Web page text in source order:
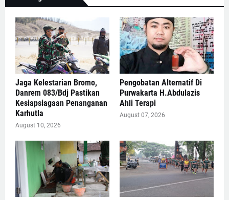
Jaga Kelestarian Bromo,
Danrem 083/Bdj Pastikan
Kesiapsiagaan Penanganan
Karhutla
August 10, 2026
Pengobatan Alternatif Di
Purwakarta H.Abdulazis
Ahli Terapi
August 07, 2026